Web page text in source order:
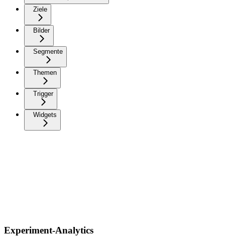
Ziele
Bilder
Segmente
Themen
Trigger
Widgets
Experiment-Analytics